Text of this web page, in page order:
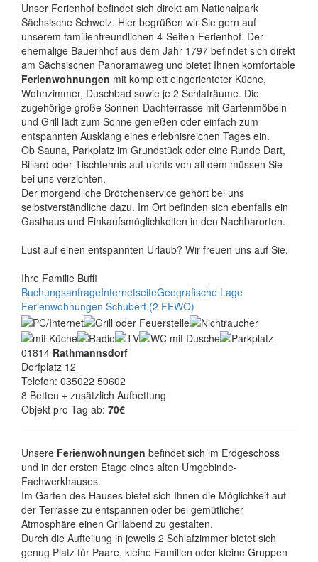
Unser Ferienhof befindet sich direkt am Nationalpark
Sächsische Schweiz. Hier begrüßen wir Sie gern auf
unserem familienfreundlichen 4-Seiten-Ferienhof. Der
ehemalige Bauernhof aus dem Jahr 1797 befindet sich direkt
am Sächsischen Panoramaweg und bietet Ihnen komfortable
Ferienwohnungen mit komplett eingerichteter Küche,
Wohnzimmer, Duschbad sowie je 2 Schlafräume. Die
zugehörige große Sonnen-Dachterrasse mit Gartenmöbeln
und Grill lädt zum Sonne genießen oder einfach zum
entspannten Ausklang eines erlebnisreichen Tages ein.
Ob Sauna, Parkplatz im Grundstück oder eine Runde Dart,
Billard oder Tischtennis auf nichts von all dem müssen Sie
bei uns verzichten.
Der morgendliche Brötchenservice gehört bei uns
selbstverständliche dazu. Im Ort befinden sich ebenfalls ein
Gasthaus und Einkaufsmöglichkeiten in den Nachbarorten.
Lust auf einen entspannten Urlaub? Wir freuen uns auf Sie.
Ihre Familie Buffi
BuchungsanfrageInternetseiteGeografische Lage
Ferienwohnungen Schubert (2 FEWO)
01814 Rathmannsdorf
Dorfplatz 12
Telefon: 035022 50602
8 Betten + zusätzlich Aufbettung
Objekt pro Tag ab: 70€
Unsere Ferienwohnungen befindet sich im Erdgeschoss
und in der ersten Etage eines alten Umgebinde-
Fachwerkhauses.
Im Garten des Hauses bietet sich Ihnen die Möglichkeit auf
der Terrasse zu entspannen oder bei gemütlicher
Atmosphäre einen Grillabend zu gestalten.
Durch die Aufteilung in jeweils 2 Schlafzimmer bietet sich
genug Platz für Paare, kleine Familien oder kleine Gruppen